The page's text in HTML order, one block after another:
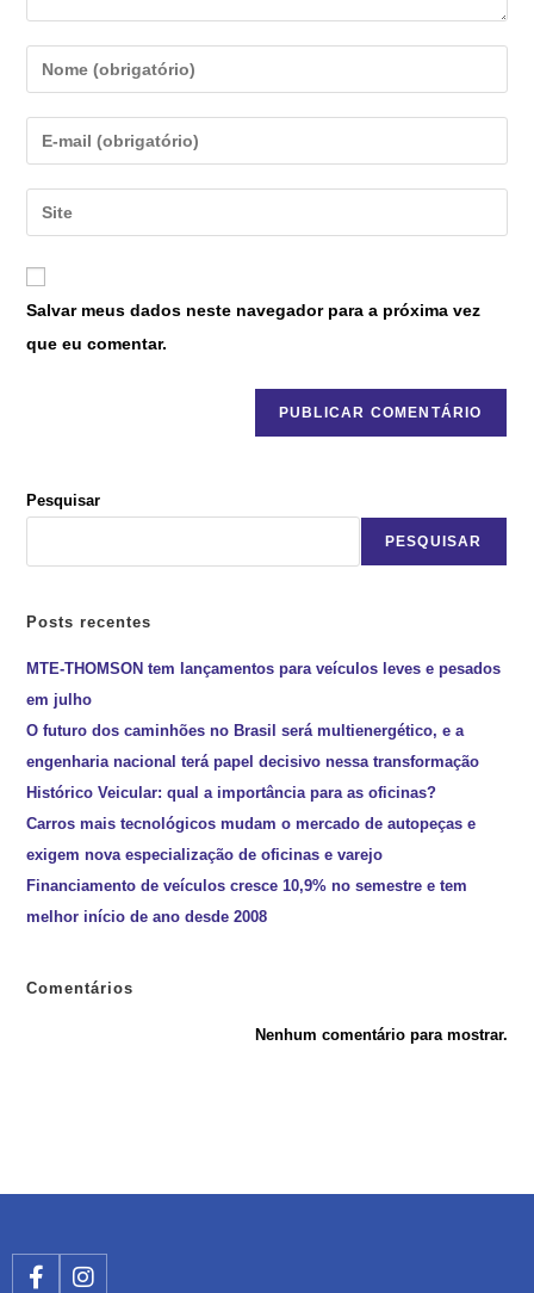
Salvar meus dados neste navegador para a próxima vez
que eu comentar.
Pesquisar
PESQUISAR
Posts recentes
MTE-THOMSON tem lançamentos para veículos leves e pesados
em julho
O futuro dos caminhões no Brasil será multienergético, e a
engenharia nacional terá papel decisivo nessa transformação
Histórico Veicular: qual a importância para as oficinas?
Carros mais tecnológicos mudam o mercado de autopeças e
exigem nova especialização de oficinas e varejo
Financiamento de veículos cresce 10,9% no semestre e tem
melhor início de ano desde 2008
Comentários
Nenhum comentário para mostrar.